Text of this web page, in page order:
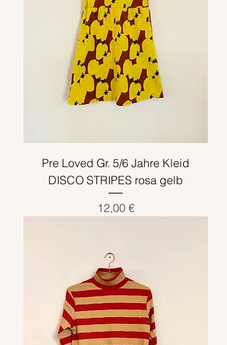
Pre Loved Gr. 5/6 Jahre Kleid
DISCO STRIPES rosa gelb
Preis
12,00 €